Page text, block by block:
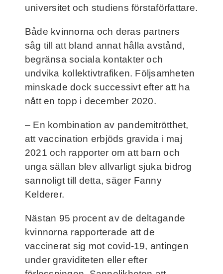
universitet och studiens förstaförfattare.
Både kvinnorna och deras partners
såg till att bland annat hålla avstånd,
begränsa sociala kontakter och
undvika kollektivtrafiken. Följsamheten
minskade dock successivt efter att ha
nått en topp i december 2020.
– En kombination av pandemitrötthet,
att vaccination erbjöds gravida i maj
2021 och rapporter om att barn och
unga sällan blev allvarligt sjuka bidrog
sannoligt till detta, säger Fanny
Kelderer.
Nästan 95 procent av de deltagande
kvinnorna rapporterade att de
vaccinerat sig mot covid-19, antingen
under graviditeten eller efter